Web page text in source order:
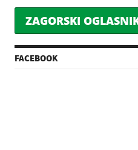
ZAGORSKI
FACEBOOK